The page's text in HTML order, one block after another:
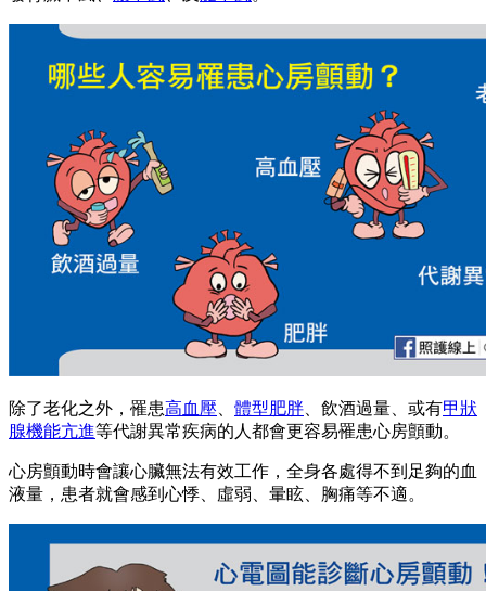
除了老化之外，罹患高血壓 體型肥胖 、飲酒過量、或有甲狀
腺機能亢進等代謝異常疾病的人都會更容易罹患心房顫動。
心房顫動時會讓心臟無法有效工作，全身各處得不到足夠的血
液量，患者就會感到心悸、虛弱、暈眩、胸痛等不適。